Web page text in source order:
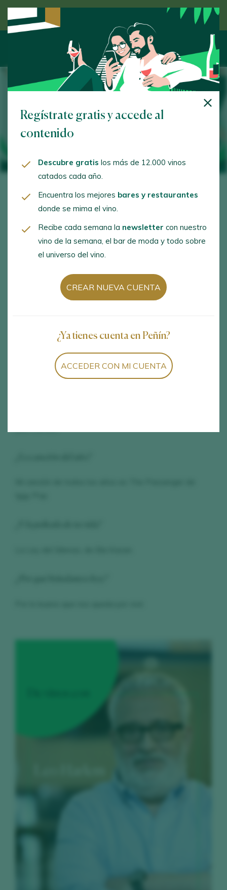
Descubre el vino de la mano de un experto
De vinos con... Leo Harlem
Los clásicos nunca fallan, ¿tu vino de confianza?
de Bodegas y Viñedos Valduero.
Una tapa (o plato) que te represente…
Los Callos Madrileños.
Aquí somos muy de bares, ¿el bar de tu vida?
El Harlem de Valladolid donde trabajé.
Regístrate gratis y accede al
contenido
Descubre gratis los más de 12.000 vinos
catados cada año.
Encuentra los mejores bares y restaurantes
donde se mima el vino.
Recibe cada semana la newsletter con nuestro
vino de la semana, el bar de moda y todo sobre
el universo del vino.
CREAR NUEVA CUENTA
¿Ya tienes cuenta en Peñín?
ACCEDER CON MI CUENTA